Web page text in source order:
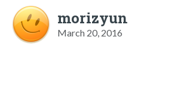
morizyun
March 20, 2016